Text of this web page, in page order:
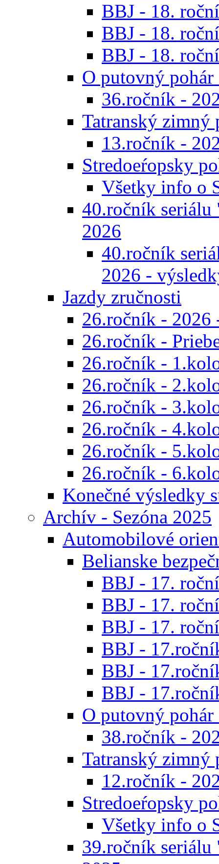
BBJ - 18.
BBJ - 18.
BBJ - 18.
O putovný
36.ročník -
Tatranský zimný
13.ročník -
Stredoeŕopsky
Všetky info o
40.ročník
2026
40.ročník
2026 -
Jazdy zručnosti
26.ročník - 2026
26.ročník -
26.ročník -
26.ročník -
26.ročník -
26.ročník -
26.ročník -
26.ročník -
Konečné výsledky
Archív - Sezóna 2025
Automobilové
Belianske
BBJ - 17.
BBJ - 17.
BBJ - 17.
BBJ -
BBJ -
BBJ -
O putovný
38.ročník -
Tatranský zimný
12.ročník -
Stredoeŕopsky
Všetky info o
39.ročník